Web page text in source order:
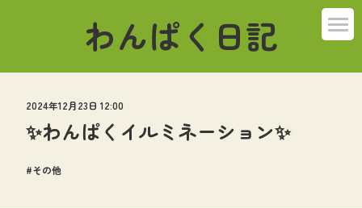
わんぱく日記
2024年12月23日 12:00
✨わんぱくイルミネーション✨
その他